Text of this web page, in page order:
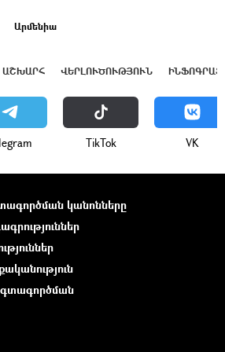
Արմենիա
ԱՇԽԱՐՀ ՎԵՐԼՈՒԾՈՒԹՅՈՒՆ
ТikТоk VK
կանոնները